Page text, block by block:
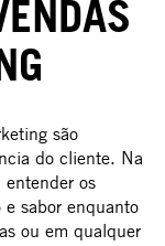
são
do cliente. Na
entender os
e sabor enquanto
ou em qualquer